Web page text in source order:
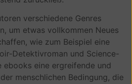
verschiedene Genres
um etwas vollkommen Neues
wie zum Beispiel eine
Detektivroman und Science-
ebooks eine ergreifende und
menschlichen Bedingung, die